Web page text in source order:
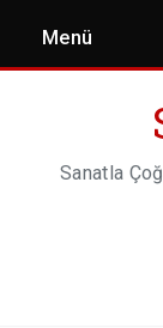
Menü
Sanatla